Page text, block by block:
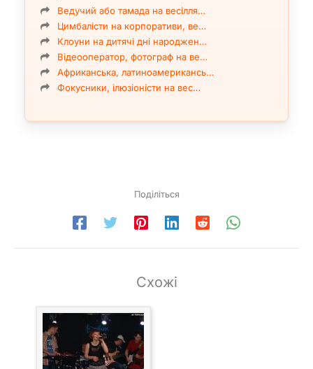
Ведучий або тамада на весілля…
Цимбалісти на корпоративи, ве…
Клоуни на дитячі дні народжен…
Відеооператор, фотограф на ве…
Африканська, латиноамерикансь…
Фокусники, ілюзіоністи на вес…
Поділіться
Схожі